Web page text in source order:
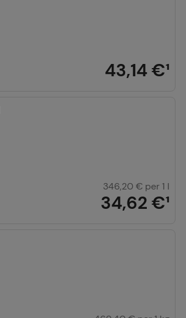
43,14 €¹
34,62 €¹
346,20 € per 1 l